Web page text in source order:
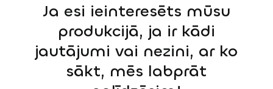
Ja esi ieinteresēts mūsu
produkcijā, ja ir kādi
jautājumi vai nezini, ar ko
sākt, mēs labprāt